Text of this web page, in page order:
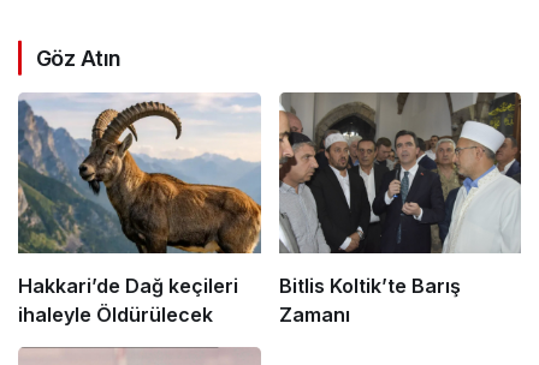
Göz Atın
Hakkari’de Dağ keçileri
ihaleyle Öldürülecek
Bitlis Koltik’te Barış
Zamanı